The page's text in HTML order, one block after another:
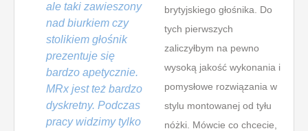
ale taki zawieszony
nad biurkiem czy
stolikiem głośnik
prezentuje się
bardzo apetycznie.
MRx jest też bardzo
dyskretny. Podczas
pracy widzimy tylko
brytyjskiego głośnika. Do
tych pierwszych
zaliczyłbym na pewno
wysoką jakość wykonania i
pomysłowe rozwiązania w
stylu montowanej od tyłu
nóżki. Mówcie co chcecie,